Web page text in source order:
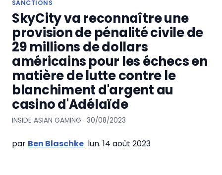
SANCTIONS
SkyCity va reconnaître une
provision de pénalité civile de
29 millions de dollars
américains pour les échecs en
matière de lutte contre le
blanchiment d'argent au
casino d'Adélaïde
INSIDE ASIAN GAMING · 30/08/2023
par Ben Blaschke lun. 14 août 2023